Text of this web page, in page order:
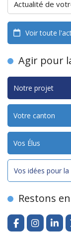
Voir toute
Agir pour
Notre projet
Votre canton
Vos Élus
Vos idées pour la
Restons